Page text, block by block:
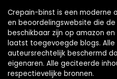
Crepain-binst is een moderne
en beoordelingswebsite die
beschikbaar zijn op amazon
laatst toegevoegde blogs. Alle
auteursrechtelijk beschermd
eigenaren. Alle geciteerde
respectievelijke bronnen.